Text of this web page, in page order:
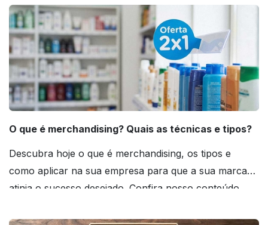
O que é merchandising? Quais as técnicas e tipos?
Descubra hoje o que é merchandising, os tipos e
como aplicar na sua empresa para que a sua marca
atinja o sucesso desejado. Confira nosso conteúdo